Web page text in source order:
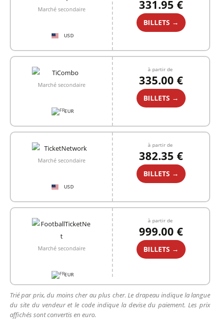
Marché secondaire
USD
331.95 €
BILLETS →
Marché secondaire
EUR
à partir de
335.00 €
BILLETS →
Marché secondaire
USD
à partir de
382.35 €
BILLETS →
Marché secondaire
EUR
à partir de
999.00 €
BILLETS →
Trié par prix, du moins cher au plus cher. Le drapeau indique la langue
du site du vendeur et le code indique la devise du paiement. Les prix
affichés sont convertis en euro.